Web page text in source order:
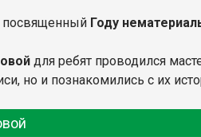
посвященный Году
для ребят проводился
но и познакомились с их